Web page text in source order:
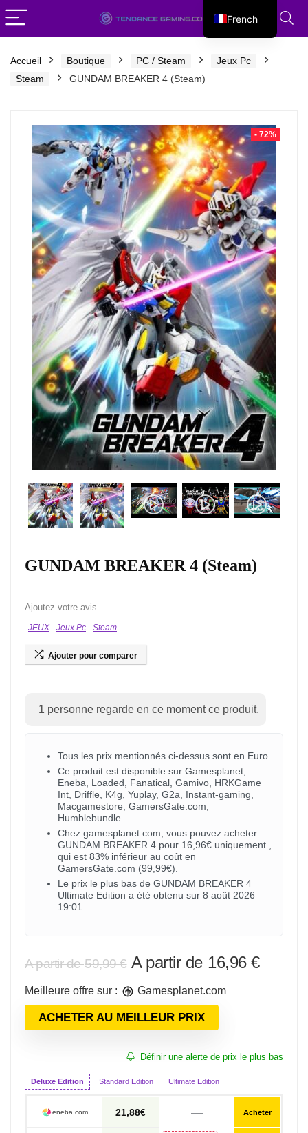
Accueil Boutique PC / Steam
Jeux Pc
Steam
GUNDAM BREAKER 4 (Steam)
- 72%
GUNDAM BREAKER 4 (Steam)
Ajoutez votre avis
JEUX Jeux Pc Steam
Ajouter pour comparer
1 personne regarde en ce moment ce produit.
Tous les prix mentionnés ci-dessus sont en Euro.
Ce produit est disponible sur Gamesplanet,
Eneba, Loaded, Fanatical, Gamivo, HRKGame
Int, Driffle, K4g, Yuplay, G2a, Instant-gaming,
Macgamestore, GamersGate.com,
Humblebundle.
Chez gamesplanet.com, vous pouvez acheter
GUNDAM BREAKER 4 pour 16,96€ uniquement ,
qui est 83% inférieur au coût en
GamersGate.com (99,99€).
Le prix le plus bas de GUNDAM BREAKER 4
Ultimate Edition a été obtenu sur 8 août 2026
19:01.
59,99€ Le
initial
était :
16,96 €Le
Meilleure offre sur : gamesplanet.com
ACHETER AU MEILLEUR PRIX
Définir une alerte de prix le plus bas
Deluxe Edition Standard Edition Ultimate Edition
eneba.com 21,88€ — Acheter
French
English